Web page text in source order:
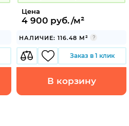
Цена
4 900 руб./м²
НАЛИЧИЕ: 116.48 М²
Заказ в 1 клик
В корзину